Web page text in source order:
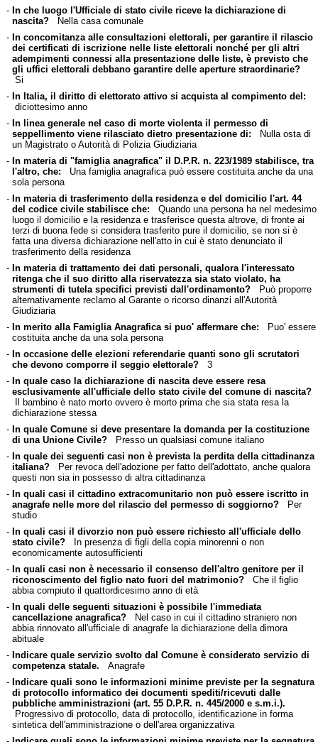
- In che luogo l'Ufficiale di stato civile riceve la dichiarazione di
nascita?Nella casa comunale
- In concomitanza alle consultazioni elettorali, per garantire il rilascio
dei certificati di iscrizione nelle liste elettorali nonché per gli altri
adempimenti connessi alla presentazione delle liste, è previsto che
gli uffici elettorali debbano garantire delle aperture straordinarie?
Si
- In Italia, il diritto di elettorato attivo si acquista al compimento del:
diciottesimo anno
- In linea generale nel caso di morte violenta il permesso di
seppellimento viene rilasciato dietro presentazione di: Nulla osta di
un Magistrato o Autorità di Polizia Giudiziaria
- In materia di "famiglia anagrafica" il D.P.R. n. 223/1989 stabilisce, tra
l'altro, che: Una famiglia anagrafica può essere costituita anche da una
sola persona
- In materia di trasferimento della residenza e del domicilio l'art. 44
del codice civile stabilisce che: Quando una persona ha nel medesimo
luogo il domicilio e la residenza e trasferisce questa altrove, di fronte ai
terzi di buona fede si considera trasferito pure il domicilio, se non si è
fatta una diversa dichiarazione nell'atto in cui è stato denunciato il
trasferimento della residenza
- In materia di trattamento dei dati personali, qualora l'interessato
ritenga che il suo diritto alla riservatezza sia stato violato, ha
strumenti di tutela specifici previsti dall'ordinamento?Può proporre
alternativamente reclamo al Garante o ricorso dinanzi all'Autorità
Giudiziaria
- In merito alla Famiglia Anagrafica si puo' affermare che: Puo' essere
costituita anche da una sola persona
- In occasione delle elezioni referendarie quanti sono gli scrutatori
che devono comporre il seggio elettorale?3
- In quale caso la dichiarazione di nascita deve essere resa
esclusivamente all'ufficiale dello stato civile del comune di nascita?
Il bambino è nato morto ovvero è morto prima che sia stata resa la
dichiarazione stessa
- In quale Comune si deve presentare la domanda per la costituzione
di una Unione Civile?Presso un qualsiasi comune italiano
- In quale dei seguenti casi non è prevista la perdita della cittadinanza
italiana?Per revoca dell'adozione per fatto dell'adottato, anche qualora
questi non sia in possesso di altra cittadinanza
- In quali casi il cittadino extracomunitario non può essere iscritto in
anagrafe nelle more del rilascio del permesso di soggiorno?Per
studio
- In quali casi il divorzio non può essere richiesto all'ufficiale dello
stato civile?In presenza di figli della copia minorenni o non
economicamente autosufficienti
- In quali casi non è necessario il consenso dell'altro genitore per il
riconoscimento del figlio nato fuori del matrimonio?Che il figlio
abbia compiuto il quattordicesimo anno di età
- In quali delle seguenti situazioni è possibile l'immediata
cancellazione anagrafica?Nel caso in cui il cittadino straniero non
abbia rinnovato all'ufficiale di anagrafe la dichiarazione della dimora
abituale
- Indicare quale servizio svolto dal Comune è considerato servizio di
competenza statale. Anagrafe
- Indicare quali sono le informazioni minime previste per la segnatura
di protocollo informatico dei documenti spediti/ricevuti dalle
pubbliche amministrazioni (art. 55 D.P.R. n. 445/2000 e s.m.i.).
Progressivo di protocollo, data di protocollo, identificazione in forma
sintetica dell'amministrazione o dell'area organizzativa